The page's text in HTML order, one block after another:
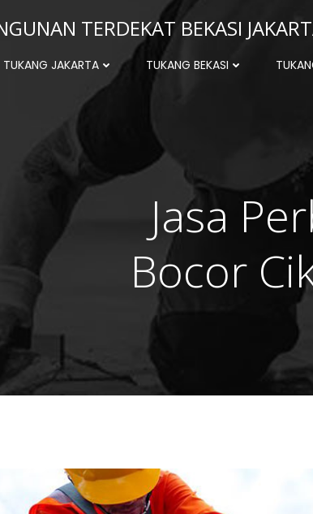
TERDEKAT BEKASI
TUKANG JAKARTA TUKANG BEKASI
Jasa
Bocor